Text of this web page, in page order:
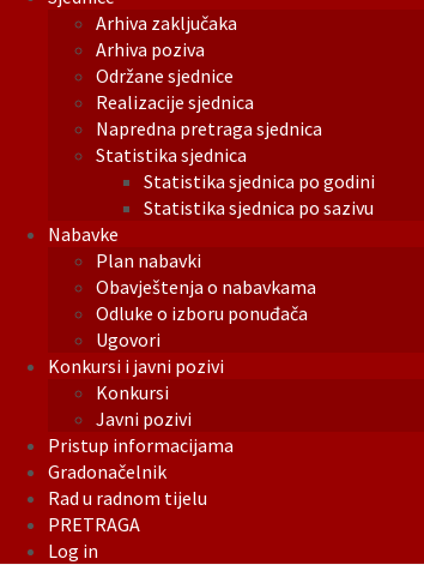
Arhiva zaključaka
Arhiva poziva
Održane sjednice
Realizacije sjednica
Napredna pretraga sjednica
Statistika sjednica
Statistika sjednica po godini
Statistika sjednica po sazivu
Nabavke
Plan nabavki
Obavještenja o nabavkama
Odluke o izboru ponuđača
Ugovori
Konkursi i javni pozivi
Konkursi
Javni pozivi
Pristup informacijama
Gradonačelnik
Rad u radnom tijelu
PRETRAGA
Log in